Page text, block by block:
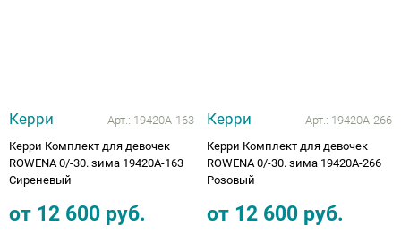
Керри Арт.: 19420А-163
Керри Комплект для девочек
ROWENA 0/-30. зима 19420А-163
Сиреневый
от 12 600 руб.
Керри Арт.: 19420А-266
Керри Комплект для девочек
ROWENA 0/-30. зима 19420А-266
Розовый
от 12 600 руб.